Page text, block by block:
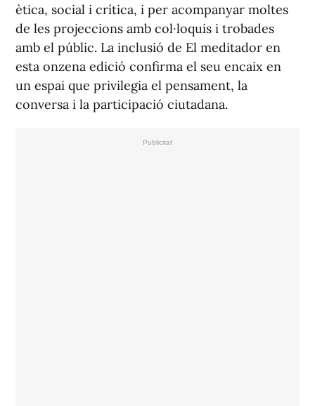
ètica, social i crítica, i per acompanyar moltes
de les projeccions amb col·loquis i trobades
amb el públic. La inclusió de El meditador en
esta onzena edició confirma el seu encaix en
un espai que privilegia el pensament, la
conversa i la participació ciutadana.